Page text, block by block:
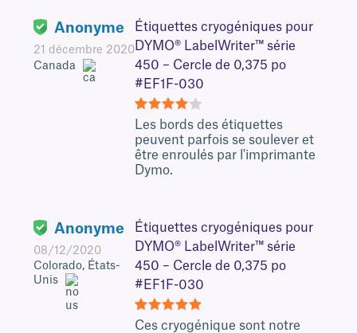
Anonyme
21 décembre 2020
Canada
Étiquettes cryogéniques pour
DYMO® LabelWriter™ série
450 – Cercle de 0,375 po
#EF1F-030
4Les bords des étiquettes
peuvent parfois se soulever et
être enroulés par l'imprimante
Dymo.
Anonyme
08/12/2020
Colorado, États-
Unis
Étiquettes cryogéniques pour
DYMO® LabelWriter™ série
450 – Cercle de 0,375 po
#EF1F-030
5
Ces cryogénique sont notre